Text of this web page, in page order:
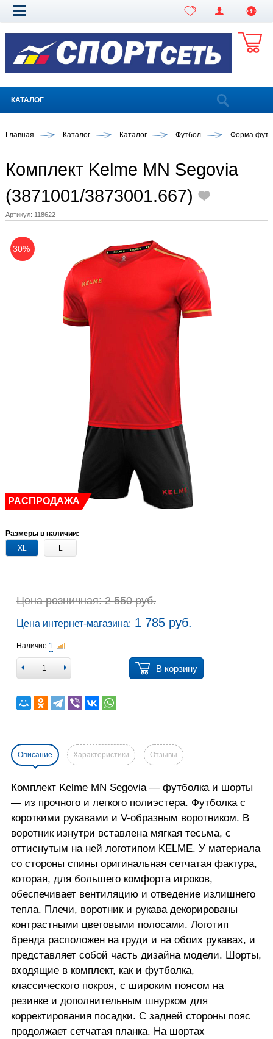
КАТАЛОГ
Главная Каталог Каталог Футбол Форма
Комплект Kelme MN Segovia
(3871001/3873001.667)
Артикул: 118622
30%
РАСПРОДАЖА
Размеры в наличии:
XL
L
Цена розничная: 2 550 руб.
Цена интернет-магазина: 1 785 руб.
Наличие 1
В корзину
Описание Характеристики Отзывы
Комплект Kelme MN Segovia — футболка и шорты
— из прочного и легкого полиэстера. Футболка с
короткими рукавами и V-образным воротником. В
воротник изнутри вставлена мягкая тесьма, с
оттиснутым на ней логотипом KELME. У материала
со стороны спины оригинальная сетчатая фактура,
которая, для большего комфорта игроков,
обеспечивает вентиляцию и отведение излишнего
тепла. Плечи, воротник и рукава декорированы
контрастными цветовыми полосами. Логотип
бренда расположен на груди и на обоих рукавах, и
представляет собой часть дизайна модели. Шорты,
входящие в комплект, как и футболка,
классического покроя, с широким поясом на
резинке и дополнительным шнурком для
корректирования посадки. С задней стороны пояс
продолжает сетчатая планка. На шортах